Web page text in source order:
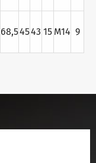
68,54543 15 M14 9